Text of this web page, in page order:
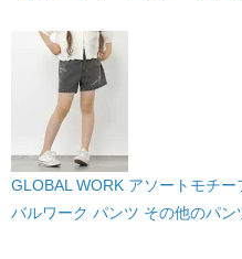
GLOBAL WORK アソートモチ
バルワーク パンツ その他のパン